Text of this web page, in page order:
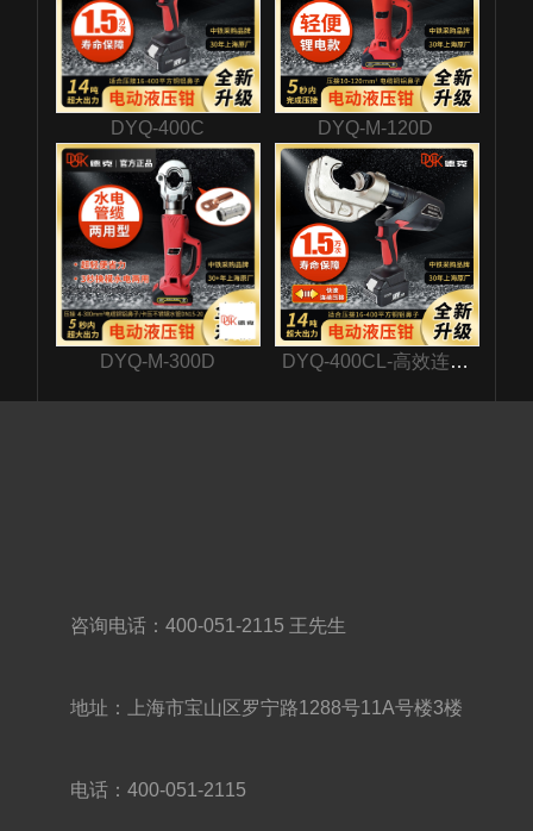
DYQ-400C DYQ-M-120D
DYQ-M-300D
DYQ-400CL-高效连续
咨询电话：400-051-2115 王先生
地址：上海市宝山区罗宁路1288号11A号楼3楼
电话：400-051-2115